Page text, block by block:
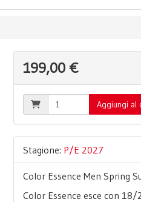
199,00 €
Aggiungi al
Stagione: P/E 2027
Color Essence Men Spring
Color Essence esce con